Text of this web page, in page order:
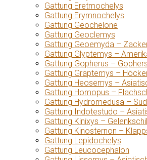
Gattung Eretmochelys
Gattung Erymnochelys
Gattung Geochelone
Gattung Geoclemys
Gattung Geoemyda –
Gattung Glyptemys –
Gattung Gopherus –
Gattung Graptemys –
Gattung Heosemys –
Gattung Homopus –
Gattung Hydromedusa –
Gattung Indotestudo –
Gattung Kinixys –
Gattung Kinosternon –
Gattung Lepidochelys
Gattung Leucocephalon